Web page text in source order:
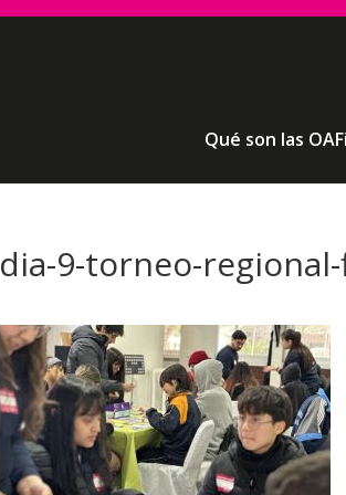
Qué son las
dia-9-torneo-